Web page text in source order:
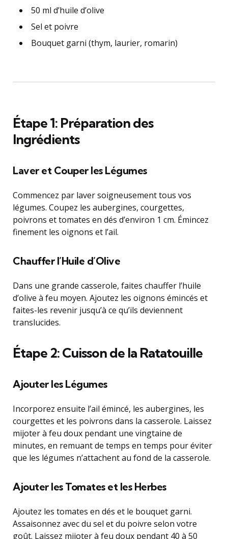
50 ml d’huile d’olive
Sel et poivre
Bouquet garni (thym, laurier, romarin)
Étape 1: Préparation des
Ingrédients
Laver et Couper les Légumes
Commencez par laver soigneusement tous vos
légumes. Coupez les aubergines, courgettes,
poivrons et tomates en dés d’environ 1 cm. Émincez
finement les oignons et l’ail.
Chauffer l’Huile d’Olive
Dans une grande casserole, faites chauffer l’huile
d’olive à feu moyen. Ajoutez les oignons émincés et
faites-les revenir jusqu’à ce qu’ils deviennent
translucides.
Étape 2: Cuisson de la Ratatouille
Ajouter les Légumes
Incorporez ensuite l’ail émincé, les aubergines, les
courgettes et les poivrons dans la casserole. Laissez
mijoter à feu doux pendant une vingtaine de
minutes, en remuant de temps en temps pour éviter
que les légumes n’attachent au fond de la casserole.
Ajouter les Tomates et les Herbes
Ajoutez les tomates en dés et le bouquet garni.
Assaisonnez avec du sel et du poivre selon votre
goût. Laissez mijoter à feu doux pendant 40 à 50